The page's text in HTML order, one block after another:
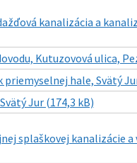
kanalizácia a
Kutuzovová ulica,
hale, Svätý
Jur (174,3 kB)
splaškovej kanalizácie a